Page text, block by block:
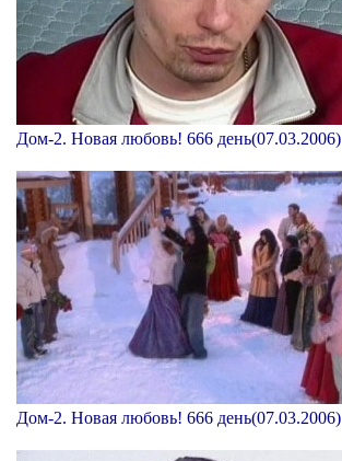
Дом-2. Новая любовь! 666 день(07.03.2006)
Дом-2. Новая любовь! 666 день(07.03.2006)